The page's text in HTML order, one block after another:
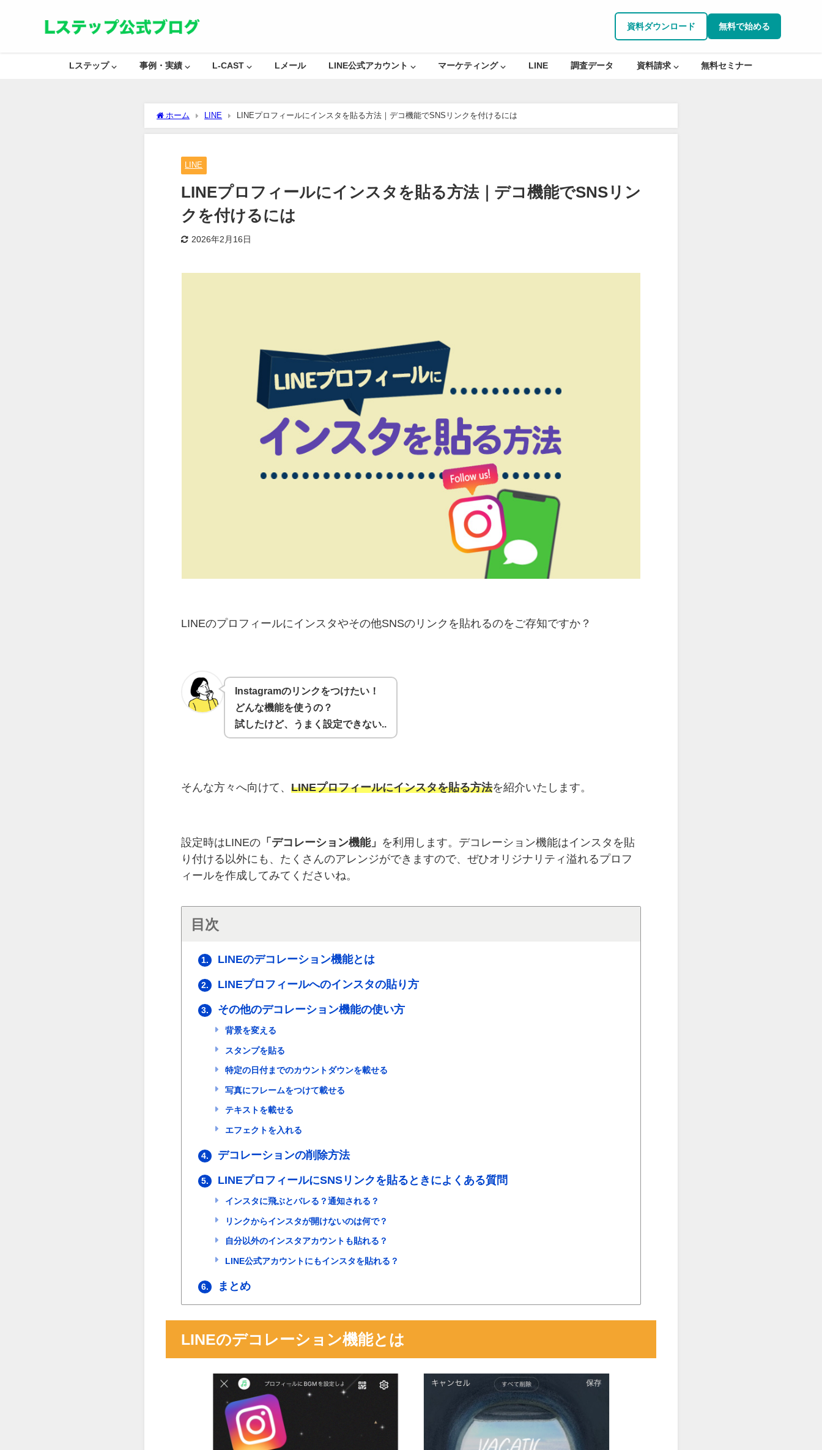
資料ダウンロード 無料で始める
Lステップ ⌵ 事例・実績 ⌵ L-CAST ⌵ Lメール LINE公式アカウント ⌵ マーケティング ⌵ LINE 調査データ 資料請求 ⌵ 無料セミナー
ホーム LINE LINEプロフィールにインスタを貼る方法｜デコ機能でSNSリンクを付けるには
LINE
LINEプロフィールにインスタを貼る方法｜デコ機能でSNSリン
クを付けるには
2026年2月16日
LINEのプロフィールにインスタやその他SNSのリンクを貼れるのをご存知ですか？
Instagramのリンクをつけたい！
どんな機能を使うの？
試したけど、うまく設定できない..
そんな方々へ向けて、 LINEプロフィールにインスタを貼る方法を紹介いたします。
設定時はLINEの「デコレーション機能」
を利用します。デコレーション機能はインスタを貼
り付ける以外にも、たくさんのアレンジができますので、ぜひオリジナリティ溢れるプロフ
ィールを作成してみてくださいね。
目次
1. LINEのデコレーション機能とは
2. LINEプロフィールへのインスタの貼り方
3. その他のデコレーション機能の使い方
背景を変える
スタンプを貼る
特定の日付までのカウントダウンを載せる
写真にフレームをつけて載せる
テキストを載せる
エフェクトを入れる
4. デコレーションの削除方法
5. LINEプロフィールにSNSリンクを貼るときによくある質問
インスタに飛ぶとバレる？通知される？
リンクからインスタが開けないのは何で？
自分以外のインスタアカウントも貼れる？
LINE公式アカウントにもインスタを貼れる？
6. まとめ
LINEのデコレーション機能とは